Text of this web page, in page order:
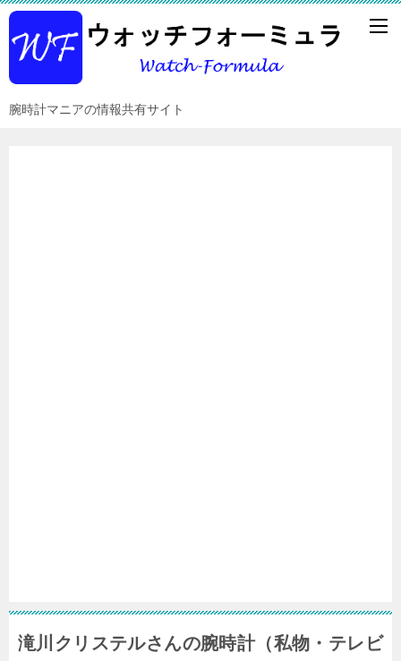
腕時計マニアの情報共有サイト
滝川クリステルさんの腕時計（私物・テレビ